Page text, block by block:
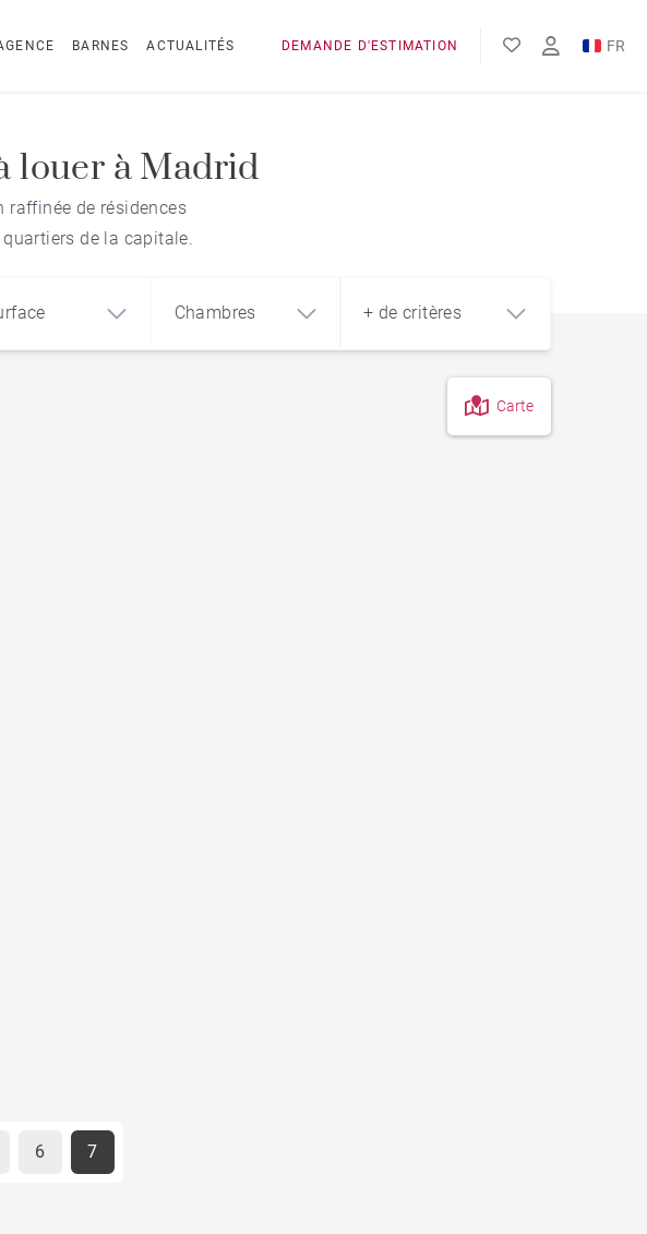
BARNES ACTUALITÉS DEMANDE D'ESTIMATION FR
EN
louer à Madrid
raffinée de résidences
de la capitale.
Chambres + de critères
Carte
6 7